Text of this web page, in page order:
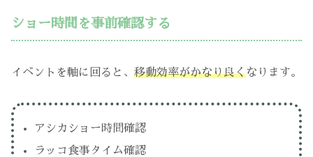
ショー時間を事前確認する
イベントを軸に回ると、 移動効率がかなり良くなります。
アシカショー時間確認
ラッコ食事タイム確認